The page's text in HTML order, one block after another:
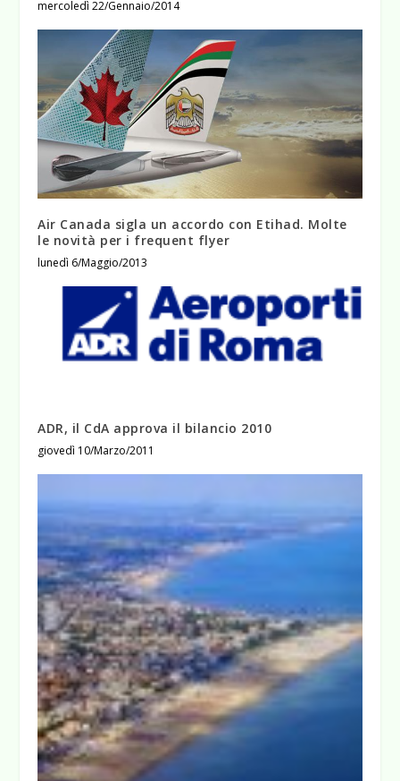
mercoledì 22/Gennaio/2014
Air Canada sigla un accordo con Etihad. Molte
le novità per i frequent flyer
lunedì 6/Maggio/2013
ADR, il CdA approva il bilancio 2010
giovedì 10/Marzo/2011